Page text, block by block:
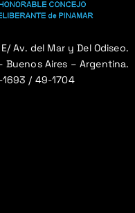
Av. del Mar y Del Odiseo.
Buenos Aires – Argentina.
/ 49-1704